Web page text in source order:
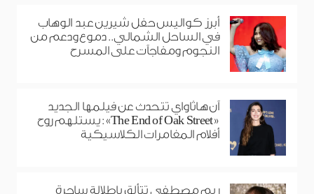
أبرز كواليس حفل شيرين عبد الوهاب
في الساحل الشمالي.. دموع ودعم من
النجوم ومفاجآت على المسرح
آن هاثاواي تتحدث عن فيلمها الجديد
«The End of Oak Street»: يستلهم روح
أفلام المغامرات الكلاسيكية
ريم مصطفى تتألق بإطلالة ساحرة